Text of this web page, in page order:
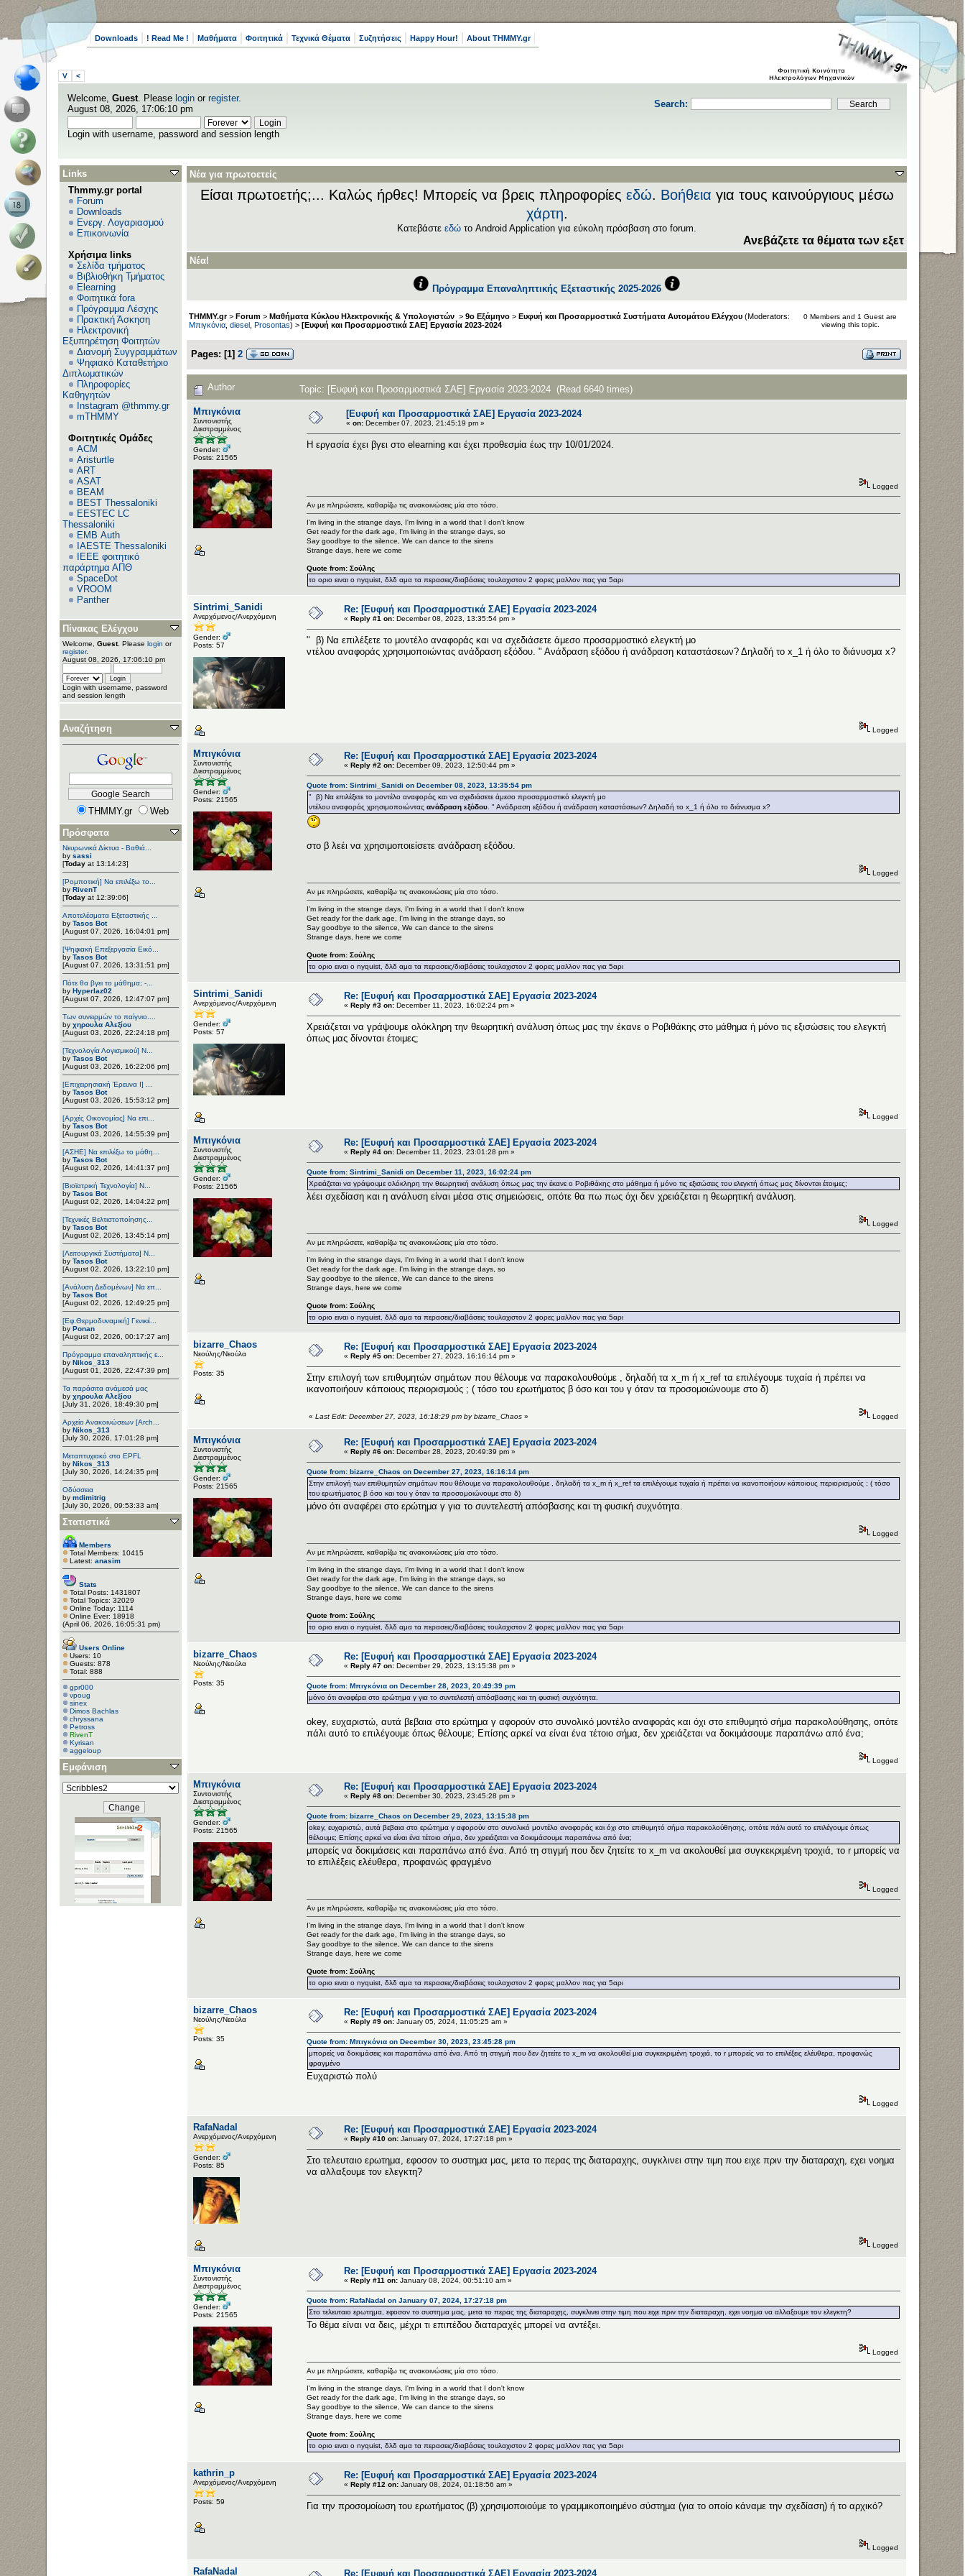
Downloads ! Read Me ! Μαθήματα Φοιτητικά Τεχνικά Θέματα Συζητήσεις Happy Hour! About THMMY.gr
V <
Search:
Welcome, Guest. Please login or register.
August 08, 2026, 17:06:10 pm
Login with username, password and session length
Links
Thmmy.gr portal
Forum
Downloads
Ενεργ. Λογαριασμού
Επικοινωνία
Χρήσιμα links
Σελίδα τμήματος
Βιβλιοθήκη Τμήματος
Elearning
Φοιτητικά fora
Πρόγραμμα Λέσχης
Πρακτική Άσκηση
Ηλεκτρονική
Εξυπηρέτηση Φοιτητών
Διανομή Συγγραμμάτων
Ψηφιακό Καταθετήριο
Διπλωματικών
Πληροφορίες
Καθηγητών
Instagram @thmmy.gr
mTHMMY
Φοιτητικές Ομάδες
ACM
Aristurtle
ART
ASAT
BEAM
BEST Thessaloniki
EESTEC LC
Thessaloniki
EΜΒ Auth
IAESTE Thessaloniki
IEEE φοιτητικό
παράρτημα ΑΠΘ
SpaceDot
VROOM
Panther
Πίνακας Ελέγχου
Welcome, Guest. Please login or
register.
August 08, 2026, 17:06:10 pm
Login with username, password
and session length
Αναζήτηση
THMMY.gr
Web
Πρόσφατα
Νευρωνικά Δίκτυα - Βαθιά...
by sassi
[Today at 13:14:23]
[Ρομποτική] Να επιλέξω το...
by RivenT
[Today at 12:39:06]
Αποτελέσματα Εξεταστικής ...
by Tasos Bot
[August 07, 2026, 16:04:01 pm]
[Ψηφιακή Επεξεργασία Εικό...
by Tasos Bot
[August 07, 2026, 13:31:51 pm]
Πότε θα βγει το μάθημα; -...
by Hyperlaz02
[August 07, 2026, 12:47:07 pm]
Των συνειρμών το παίγνιο....
by χηρουλα Αλεξίου
[August 03, 2026, 22:24:18 pm]
[Τεχνολογία Λογισμικού] Ν...
by Tasos Bot
[August 03, 2026, 16:22:06 pm]
[Επιχειρησιακή Έρευνα Ι] ...
by Tasos Bot
[August 03, 2026, 15:53:12 pm]
[Αρχές Οικονομίας] Να επι...
by Tasos Bot
[August 03, 2026, 14:55:39 pm]
[ΑΣΗΕ] Να επιλέξω το μάθη...
by Tasos Bot
[August 02, 2026, 14:41:37 pm]
[Βιοϊατρική Τεχνολογία] Ν...
by Tasos Bot
[August 02, 2026, 14:04:22 pm]
[Τεχνικές Βελτιστοποίησης...
by Tasos Bot
[August 02, 2026, 13:45:14 pm]
[Λειτουργικά Συστήματα] Ν...
by Tasos Bot
[August 02, 2026, 13:22:10 pm]
[Ανάλυση Δεδομένων] Να επ...
by Tasos Bot
[August 02, 2026, 12:49:25 pm]
[Εφ.Θερμοδυναμική] Γενικέ...
by Ponan
[August 02, 2026, 00:17:27 am]
Πρόγραμμα επαναληπτικής ε...
by Nikos_313
[August 01, 2026, 22:47:39 pm]
Τα παράσιτα ανάμεσά μας
by χηρουλα Αλεξίου
[July 31, 2026, 18:49:30 pm]
Αρχείο Ανακοινώσεων [Arch...
by Nikos_313
[July 30, 2026, 17:01:28 pm]
Μεταπτυχιακό στο EPFL
by Nikos_313
[July 30, 2026, 14:24:35 pm]
Οδύσσεια
by mdimitrig
[July 30, 2026, 09:53:33 am]
Στατιστικά
Members
Total Members: 10415
Latest: anasim
Stats
Total Posts: 1431807
Total Topics: 32029
Online Today: 1114
Online Ever: 18918
(April 06, 2026, 16:05:31 pm)
Users Online
Users: 10
Guests: 878
Total: 888
gpr000
vpoug
sinex
Dimos Bachlas
chryssana
Petross
RivenT
Kyrisan
aggeloup
Εμφάνιση
Νέα για πρωτοετείς
Είσαι πρωτοετής;... Καλώς ήρθες! Μπορείς να βρεις πληροφορίες εδώ. Βοήθεια για τους καινούργιους μέσω
χάρτη.
Κατεβάστε εδώ το Android Application για εύκολη πρόσβαση στο forum.
Ανεβάζετε τα θέματα των εξετάσεων στον τομέα
Νέα!
Πρόγραμμα Επαναληπτικής Εξεταστικής 2025-2026
THMMY.gr> Forum > Μαθήματα Κύκλου Ηλεκτρονικής & Υπολογιστών > 9ο Εξάμηνο > Ευφυή και Προσαρμοστικά Συστήματα Αυτομάτου Ελέγχου (Moderators:
Μπιγκόνια, diesel , Prosontas) > [Ευφυή και Προσαρμοστικά ΣΑΕ] Εργασία 2023-2024
0 Members and 1 Guest are
viewing this topic.
Pages: [1] 2
Author Topic: [Ευφυή και Προσαρμοστικά ΣΑΕ] Εργασία 2023-2024 (Read 6640 times)
Μπιγκόνια
Συντονιστής
Διεστραμμένος
Gender:
Posts: 21565
[Ευφυή και Προσαρμοστικά ΣΑΕ] Εργασία 2023-2024
« on: December 07, 2023, 21:45:19 pm »
Η εργασία έχει βγει στο elearning και έχει προθεσμία έως την 10/01/2024.
Logged
Αν με πληρώσετε, καθαρίζω τις ανακοινώσεις μία στο τόσο.
I'm living in the strange days, I'm living in a world that I don't know
Get ready for the dark age, I'm living in the strange days, so
Say goodbye to the silence, We can dance to the sirens
Strange days, here we come
Quote from: Σούλης
το οριο ειναι o nyquist, δλδ αμα τα περασεις/διαβάσεις τουλαχιστον 2 φορες μαλλον πας για 5αρι
Sintrimi_Sanidi
Ανερχόμενος/Ανερχόμενη
Gender:
Posts: 57
Re: [Ευφυή και Προσαρμοστικά ΣΑΕ] Εργασία 2023-2024
« Reply #1 on: December 08, 2023, 13:35:54 pm »
" β) Να επιλέξετε το μοντέλο αναφοράς και να σχεδιάσετε άμεσο προσαρμοστικό ελεγκτή μο
ντέλου αναφοράς χρησιμοποιώντας ανάδραση εξόδου. " Ανάδραση εξόδου ή ανάδραση καταστάσεων? Δηλαδή το x_1 ή όλο το διάνυσμα x?
Logged
Μπιγκόνια
Συντονιστής
Διεστραμμένος
Gender:
Posts: 21565
Re: [Ευφυή και Προσαρμοστικά ΣΑΕ] Εργασία 2023-2024
« Reply #2 on: December 09, 2023, 12:50:44 pm »
Quote from: Sintrimi_Sanidi on December 08, 2023, 13:35:54 pm
" β) Να επιλέξετε το μοντέλο αναφοράς και να σχεδιάσετε άμεσο προσαρμοστικό ελεγκτή μο
ντέλου αναφοράς χρησιμοποιώντας ανάδραση εξόδου . " Ανάδραση εξόδου ή ανάδραση καταστάσεων? Δηλαδή το x_1 ή όλο το διάνυσμα x?
στο β λεέι να χρησιμοποιείσετε ανάδραση εξόδου.
Logged
Αν με πληρώσετε, καθαρίζω τις ανακοινώσεις μία στο τόσο.
I'm living in the strange days, I'm living in a world that I don't know
Get ready for the dark age, I'm living in the strange days, so
Say goodbye to the silence, We can dance to the sirens
Strange days, here we come
Quote from: Σούλης
το οριο ειναι o nyquist, δλδ αμα τα περασεις/διαβάσεις τουλαχιστον 2 φορες μαλλον πας για 5αρι
Sintrimi_Sanidi
Ανερχόμενος/Ανερχόμενη
Gender:
Posts: 57
Re: [Ευφυή και Προσαρμοστικά ΣΑΕ] Εργασία 2023-2024
« Reply #3 on: December 11, 2023, 16:02:24 pm »
Χρειάζεται να γράψουμε ολόκληρη την θεωρητική ανάλυση όπως μας την έκανε ο Ροβιθάκης στο μάθημα ή μόνο τις εξισώσεις του ελεγκτή
όπως μας δίνονται έτοιμες;
Logged
Μπιγκόνια
Συντονιστής
Διεστραμμένος
Gender:
Posts: 21565
Re: [Ευφυή και Προσαρμοστικά ΣΑΕ] Εργασία 2023-2024
« Reply #4 on: December 11, 2023, 23:01:28 pm »
Quote from: Sintrimi_Sanidi on December 11, 2023, 16:02:24 pm
Χρειάζεται να γράψουμε ολόκληρη την θεωρητική ανάλυση όπως μας την έκανε ο Ροβιθάκης στο μάθημα ή μόνο τις εξισώσεις του ελεγκτή όπως μας δίνονται έτοιμες;
λέει σχεδίαση και η ανάλυση είναι μέσα στις σημειώσεις, οπότε θα πω πως όχι δεν χρειάζεται η θεωρητική ανάλυση.
Logged
Αν με πληρώσετε, καθαρίζω τις ανακοινώσεις μία στο τόσο.
I'm living in the strange days, I'm living in a world that I don't know
Get ready for the dark age, I'm living in the strange days, so
Say goodbye to the silence, We can dance to the sirens
Strange days, here we come
Quote from: Σούλης
το οριο ειναι o nyquist, δλδ αμα τα περασεις/διαβάσεις τουλαχιστον 2 φορες μαλλον πας για 5αρι
bizarre_Chaos
Νεούλης/Νεούλα
Posts: 35
Re: [Ευφυή και Προσαρμοστικά ΣΑΕ] Εργασία 2023-2024
« Reply #5 on: December 27, 2023, 16:16:14 pm »
Στην επιλογή των επιθυμητών σημάτων που θέλουμε να παρακολουθούμε , δηλαδή τα x_m ή x_ref τα επιλέγουμε τυχαία ή πρέπει να
ικανοποιήουν κάποιους περιορισμούς ; ( τόσο του ερωτήματος β όσο και του γ όταν τα προσομοιώνουμε στο δ)
« Last Edit: December 27, 2023, 16:18:29 pm by bizarre_Chaos » Logged
Μπιγκόνια
Συντονιστής
Διεστραμμένος
Gender:
Posts: 21565
Re: [Ευφυή και Προσαρμοστικά ΣΑΕ] Εργασία 2023-2024
« Reply #6 on: December 28, 2023, 20:49:39 pm »
Quote from: bizarre_Chaos on December 27, 2023, 16:16:14 pm
Στην επιλογή των επιθυμητών σημάτων που θέλουμε να παρακολουθούμε , δηλαδή τα x_m ή x_ref τα επιλέγουμε τυχαία ή πρέπει να ικανοποιήουν κάποιους περιορισμούς ; ( τόσο
του ερωτήματος β όσο και του γ όταν τα προσομοιώνουμε στο δ)
μόνο ότι αναφέρει στο ερώτημα γ για το συντελεστή απόσβασης και τη φυσική συχνότητα.
Logged
Αν με πληρώσετε, καθαρίζω τις ανακοινώσεις μία στο τόσο.
I'm living in the strange days, I'm living in a world that I don't know
Get ready for the dark age, I'm living in the strange days, so
Say goodbye to the silence, We can dance to the sirens
Strange days, here we come
Quote from: Σούλης
το οριο ειναι o nyquist, δλδ αμα τα περασεις/διαβάσεις τουλαχιστον 2 φορες μαλλον πας για 5αρι
bizarre_Chaos
Νεούλης/Νεούλα
Posts: 35
Re: [Ευφυή και Προσαρμοστικά ΣΑΕ] Εργασία 2023-2024
« Reply #7 on: December 29, 2023, 13:15:38 pm »
Quote from: Μπιγκόνια on December 28, 2023, 20:49:39 pm
μόνο ότι αναφέρει στο ερώτημα γ για το συντελεστή απόσβασης και τη φυσική συχνότητα.
okey, ευχαριστώ, αυτά βεβαια στο ερώτημα γ αφορούν στο συνολικό μοντέλο αναφοράς και όχι στο επιθυμητό σήμα παρακολούθησης, οπότε
πάλι αυτό το επιλέγουμε όπως θέλουμε; Επίσης αρκεί να είναι ένα τέτοιο σήμα, δεν χρειάζεται να δοκιμάσουμε παραπάνω από ένα;
Logged
Μπιγκόνια
Συντονιστής
Διεστραμμένος
Gender:
Posts: 21565
Re: [Ευφυή και Προσαρμοστικά ΣΑΕ] Εργασία 2023-2024
« Reply #8 on: December 30, 2023, 23:45:28 pm »
Quote from: bizarre_Chaos on December 29, 2023, 13:15:38 pm
okey, ευχαριστώ, αυτά βεβαια στο ερώτημα γ αφορούν στο συνολικό μοντέλο αναφοράς και όχι στο επιθυμητό σήμα παρακολούθησης, οπότε πάλι αυτό το επιλέγουμε όπως
θέλουμε; Επίσης αρκεί να είναι ένα τέτοιο σήμα, δεν χρειάζεται να δοκιμάσουμε παραπάνω από ένα;
μπορείς να δοκιμάσεις και παραπάνω από ένα. Από τη στιγμή που δεν ζητείτε το x_m να ακολουθεί μια συγκεκριμένη τροχιά, το r μπορείς να
το επιλέξεις ελέυθερα, προφανώς φραγμένο
Logged
Αν με πληρώσετε, καθαρίζω τις ανακοινώσεις μία στο τόσο.
I'm living in the strange days, I'm living in a world that I don't know
Get ready for the dark age, I'm living in the strange days, so
Say goodbye to the silence, We can dance to the sirens
Strange days, here we come
Quote from: Σούλης
το οριο ειναι o nyquist, δλδ αμα τα περασεις/διαβάσεις τουλαχιστον 2 φορες μαλλον πας για 5αρι
bizarre_Chaos
Νεούλης/Νεούλα
Posts: 35
Re: [Ευφυή και Προσαρμοστικά ΣΑΕ] Εργασία 2023-2024
« Reply #9 on: January 05, 2024, 11:05:25 am »
Quote from: Μπιγκόνια on December 30, 2023, 23:45:28 pm
μπορείς να δοκιμάσεις και παραπάνω από ένα. Από τη στιγμή που δεν ζητείτε το x_m να ακολουθεί μια συγκεκριμένη τροχιά, το r μπορείς να το επιλέξεις ελέυθερα, προφανώς
φραγμένο
Ευχαριστώ πολύ
Logged
RafaNadal
Ανερχόμενος/Ανερχόμενη
Gender:
Posts: 85
Re: [Ευφυή και Προσαρμοστικά ΣΑΕ] Εργασία 2023-2024
« Reply #10 on: January 07, 2024, 17:27:18 pm »
Στο τελευταιο ερωτημα, εφοσον το συστημα μας, μετα το περας της διαταραχης, συγκλινει στην τιμη που ειχε πριν την διαταραχη, εχει νοημα
να αλλαξουμε τον ελεγκτη?
Logged
Μπιγκόνια
Συντονιστής
Διεστραμμένος
Gender:
Posts: 21565
Re: [Ευφυή και Προσαρμοστικά ΣΑΕ] Εργασία 2023-2024
« Reply #11 on: January 08, 2024, 00:51:10 am »
Quote from: RafaNadal on January 07, 2024, 17:27:18 pm
Στο τελευταιο ερωτημα, εφοσον το συστημα μας, μετα το περας της διαταραχης, συγκλινει στην τιμη που ειχε πριν την διαταραχη, εχει νοημα να αλλαξουμε τον ελεγκτη?
Το θέμα είναι να δεις, μέχρι τι επιπέδου διαταραχές μπορεί να αντέξει.
Logged
Αν με πληρώσετε, καθαρίζω τις ανακοινώσεις μία στο τόσο.
I'm living in the strange days, I'm living in a world that I don't know
Get ready for the dark age, I'm living in the strange days, so
Say goodbye to the silence, We can dance to the sirens
Strange days, here we come
Quote from: Σούλης
το οριο ειναι o nyquist, δλδ αμα τα περασεις/διαβάσεις τουλαχιστον 2 φορες μαλλον πας για 5αρι
kathrin_p
Ανερχόμενος/Ανερχόμενη
Posts: 59
Re: [Ευφυή και Προσαρμοστικά ΣΑΕ] Εργασία 2023-2024
« Reply #12 on: January 08, 2024, 01:18:56 am »
Για την προσομοίωση του ερωτήματος (β) χρησιμοποιούμε το γραμμικοποιημένο σύστημα (για το οποίο κάναμε την σχεδίαση) ή το αρχικό?
Logged
RafaNadal Re: [Ευφυή και Προσαρμοστικά ΣΑΕ] Εργασία 2023-2024